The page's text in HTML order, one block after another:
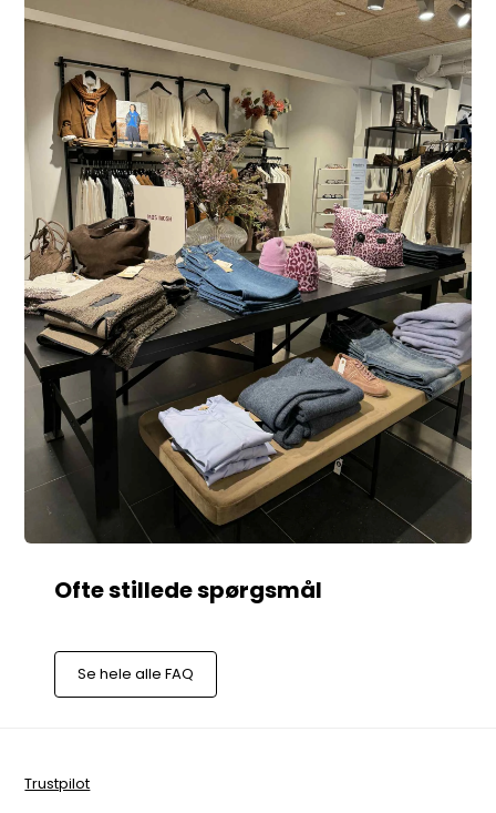
Se hele alle FAQ
Trustpilot